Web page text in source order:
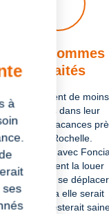
à
Nous sommes
retraités
Ils se rendent de moins
en moins dans leur
maison de vacances
de La Rochelle.
Aujourd’hui, avec
ils pourraient la louer
sans devoir se
Comme ça elle serait
occupée, resterait